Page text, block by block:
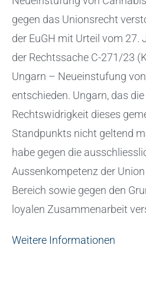
gegen das Unionsrecht
der EuGH mit Urteil vom 27.
der Rechtssache C-271/23
Ungarn – Neueinstufung
entschieden. Ungarn, das die
Rechtswidrigkeit dieses
Standpunkts nicht geltend
habe gegen die
Aussenkompetenz der
Bereich sowie gegen den
loyalen Zusammenarbeit
Weitere Informationen